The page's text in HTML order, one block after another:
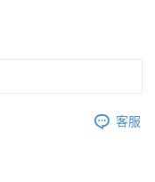
客服